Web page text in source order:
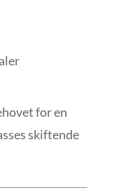
for en
skiftende